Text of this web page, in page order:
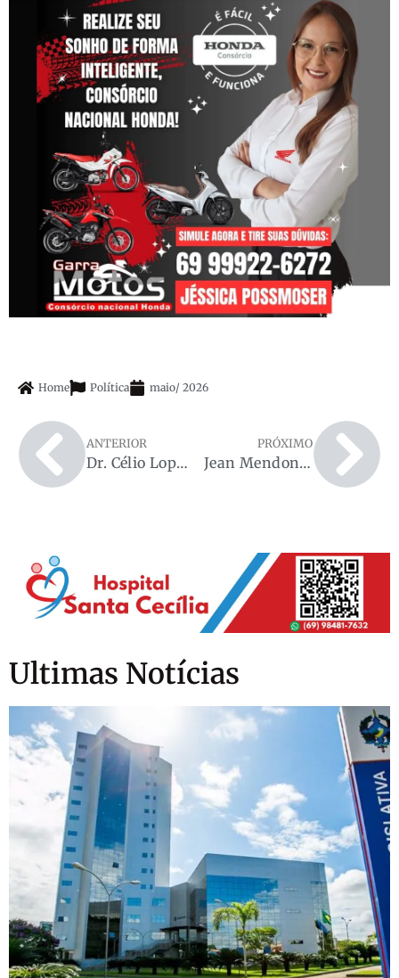
Home Política maio/ 2026
ANTERIOR
Dr. Célio Lopes destaca direito ao BPC/LOAS e orienta famílias de Rondônia sobre acesso ao benefício
PRÓXIMO
Jean Mendonça confirma R$ 3,8 milhões para obras na Escola Municipal Emanuel Osvaldo Moreira
Ultimas Notícias